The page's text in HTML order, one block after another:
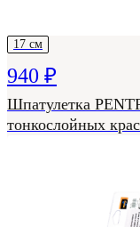
17 см
940 ₽
Шпатулетка
тонкослойных